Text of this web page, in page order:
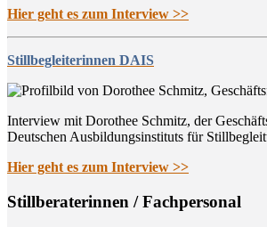
Hier geht es zum Interview >>
Stillbegleiterinnen DAIS
Interview mit Dorothee Schmitz, der
Deutschen Ausbildungsinstituts für
Hier geht es zum Interview >>
Still­be­ra­te­rin­nen / Fachpersonal